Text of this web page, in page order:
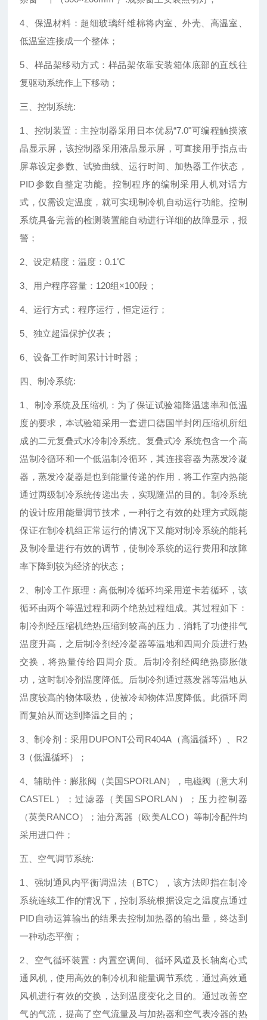
4、保温材料：超细玻璃纤维棉将内室、外壳、高温室、
低温室连接成一个整体；
5、样品架移动方式：样品架依靠安装箱体底部的直线往
复驱动系统作上下移动；
三、控制系统:
1、控制装置：主控制器采用日本优易“7.0"可编程触摸液
晶显示屏，该控制器采用液晶显示屏，可直接用手指点击
屏幕设定参数、试验曲线、运行时间、加热器工作状态，
PID参数自整定功能。控制程序的编制采用人机对话方
式，仅需设定温度，就可实现制冷机自动运行功能。控制
系统具备完善的检测装置能自动进行详细的故障显示，报
警；
2、设定精度：温度：0.1℃
3、用户程序容量：120组×100段；
4、运行方式：程序运行，恒定运行；
5、独立超温保护仪表；
6、设备工作时间累计计时器；
四、制冷系统:
1、制冷系统及压缩机：为了保证试验箱降温速率和低温
度的要求，本试验箱采用一套进口德国半封闭压缩机所组
成的二元复叠式水冷制冷系统。复叠式冷 系统包含一个高
温制冷循环和一个低温制冷循环，其连接容器为蒸发冷凝
器，蒸发冷凝器是也到能量传递的作用，将工作室内热能
通过两级制冷系统传递出去，实现隆温的目的。制冷系统
的设计应用能量调节技术，一种行之有效的处理方式既能
保证在制冷机组正常运行的情况下又能对制冷系统的能耗
及制冷量进行有效的调节，使制冷系统的运行费用和故障
率下降到较为经济的状态；
2、制冷工作原理：高低制冷循环均采用逆卡若循环，该
循环由两个等温过程和两个绝热过程组成。其过程如下：
制冷剂经压缩机绝热压缩到较高的压力，消耗了功使排气
温度升高，之后制冷剂经冷凝器等温地和四周介质进行热
交换，将热量传给四周介质。后制冷剂经阀绝热膨胀做
功，这时制冷剂温度降低。后制冷剂通过蒸发器等温地从
温度较高的物体吸热，使被冷却物体温度降低。此循环周
而复始从而达到降温之目的；
3、制冷剂：采用DUPONT公司R404A（高温循环）、R2
3（低温循环）；
4、辅助件：膨胀阀（美国SPORLAN），电磁阀（意大利
CASTEL）；过滤器（美国SPORLAN）；压力控制器
（英美RANCO）；油分离器（欧美ALCO）等制冷配件均
采用进口件；
五、空气调节系统:
1、强制通风内平衡调温法（BTC），该方法即指在制冷
系统连续工作的情况下，控制系统根据设定之温度点通过
PID自动运算输出的结果去控制加热器的输出量，终达到
一种动态平衡；
2、空气循环装置：内置空调间、循环风道及长轴离心式
通风机，使用高效的制冷机和能量调节系统，通过高效通
风机进行有效的交换，达到温度变化之目的。通过改善空
气的气流，提高了空气流量及与加热器和空气表冷器的热